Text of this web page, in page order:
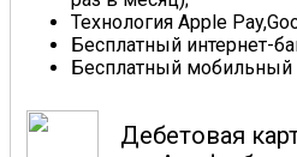
Технология Apple
Бесплатный интернет-
Бесплатный мобильный
Дебетовая